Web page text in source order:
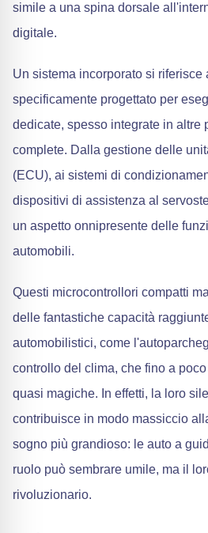
simile a una spina dorsale
digitale.
Un sistema incorporato si riferisce
specificamente progettato per
dedicate, spesso integrate in altre
complete. Dalla gestione delle
(ECU), ai sistemi di
dispositivi di assistenza al
un aspetto onnipresente delle
automobili.
Questi microcontrollori compatti
delle fantastiche capacità
automobilistici, come
controllo del clima, che fino a
quasi magiche. In effetti, la loro
contribuisce in modo massiccio
sogno più grandioso: le auto a
ruolo può sembrare umile, ma il
rivoluzionario.